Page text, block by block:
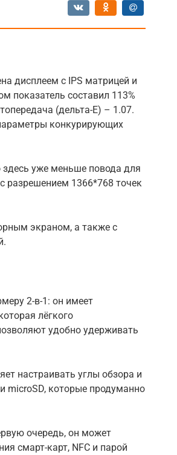
дисплеем с IPS матрицей и
показатель составил 113%
(дельта-E) – 1.07.
конкурирующих
уже меньше повода для
разрешением 1366*768 точек
экраном, а также с
2-в-1: он имеет
лёгкого
удобно удерживать
настраивать углы обзора и
microSD, которые продуманно
очередь, он может
смарт-карт, NFC и парой